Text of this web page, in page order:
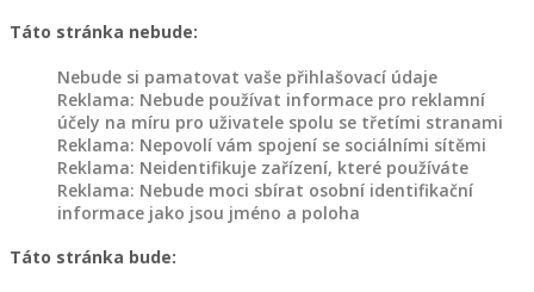
Táto stránka nebude:
Nebude si pamatovat vaše přihlašovací údaje
Reklama: Nebude používat informace pro reklamní
účely na míru pro uživatele spolu se třetími stranami
Reklama: Nepovolí vám spojení se sociálními sítěmi
Reklama: Neidentifikuje zařízení, které používáte
Reklama: Nebude moci sbírat osobní identifikační
informace jako jsou jméno a poloha
Táto stránka bude: